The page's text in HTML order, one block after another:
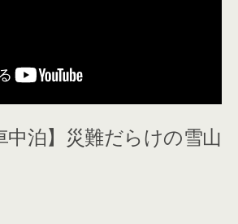
中泊】災難だらけの雪山